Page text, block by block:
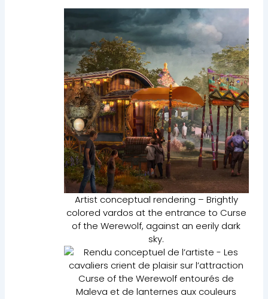
Artist conceptual rendering – Brightly
colored vardos at the entrance to Curse
of the Werewolf, against an eerily dark
sky.